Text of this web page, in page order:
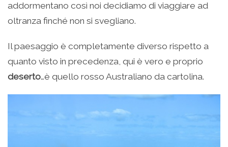
addormentano così noi decidiamo di viaggiare ad
oltranza finché non si svegliano.
Il paesaggio è completamente diverso rispetto a
quanto visto in precedenza, qui è vero e proprio
deserto…è quello rosso Australiano da cartolina.